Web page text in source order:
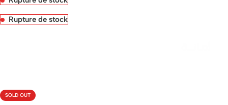
Rupture de stock
SOLD OUT